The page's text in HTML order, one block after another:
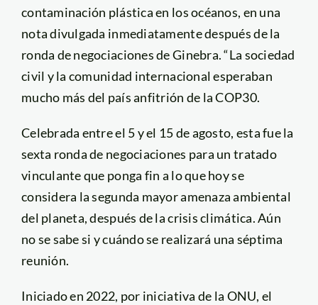
contaminación plástica en los océanos, en una
nota divulgada inmediatamente después de la
ronda de negociaciones de Ginebra. “La sociedad
civil y la comunidad internacional esperaban
mucho más del país anfitrión de la COP30.
Celebrada entre el 5 y el 15 de agosto, esta fue la
sexta ronda de negociaciones para un tratado
vinculante que ponga fin a lo que hoy se
considera la segunda mayor amenaza ambiental
del planeta, después de la crisis climática. Aún
no se sabe si y cuándo se realizará una séptima
reunión.
Iniciado en 2022, por iniciativa de la ONU, el